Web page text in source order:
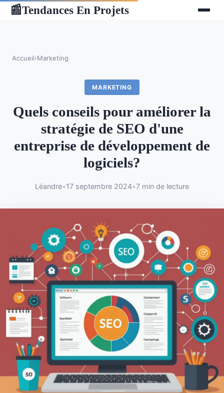
📰Tendances En Projets
Accueil›Marketing
MARKETING
Quels conseils pour améliorer la
stratégie de SEO d'une
entreprise de développement de
logiciels?
Léandre•17 septembre 2024•7 min de lecture